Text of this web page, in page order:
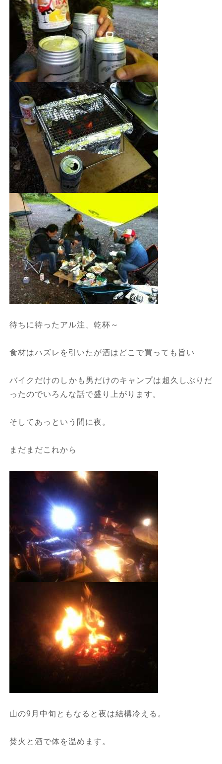
待ちに待ったアル注、乾杯～
食材はハズレを引いたが酒はどこで買っても旨い
バイクだけのしかも男だけのキャンプは超久しぶりだ
ったのでいろんな話で盛り上がります。
そしてあっという間に夜。
まだまだこれから
山の9月中旬ともなると夜は結構冷える。
焚火と酒で体を温めます。